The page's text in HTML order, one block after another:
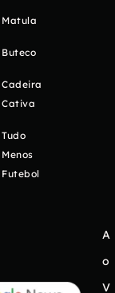
Matula
Buteco
Cadeira
Cativa
Tudo
Menos
Futebol
A
o
V